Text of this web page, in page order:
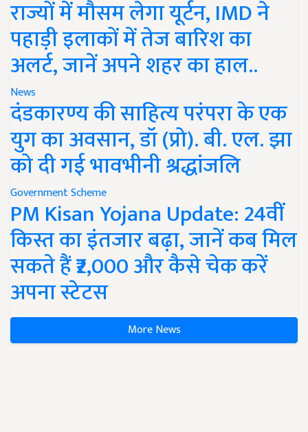
राज्यों में मौसम लेगा यूर्टन, IMD ने
पहाड़ी इलाकों में तेज बारिश का
अलर्ट, जानें अपने शहर का हाल..
News
दंडकारण्य की साहित्य परंपरा के एक
युग का अवसान, डॉ (प्रो). बी. एल. झा
को दी गई भावभीनी श्रद्धांजलि
Government Scheme
PM Kisan Yojana Update: 24वीं
किस्त का इंतजार बढ़ा, जानें कब मिल
सकते हैं ₹2,000 और कैसे चेक करें
अपना स्टेटस
More News